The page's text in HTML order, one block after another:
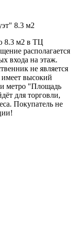
8.3 м2
8.3 м2 в ТЦ
располагается
входа на этаж.
не является
высокий
метро "Площадь
для торговли,
Покупатель не